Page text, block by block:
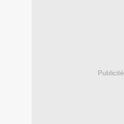
Publicité